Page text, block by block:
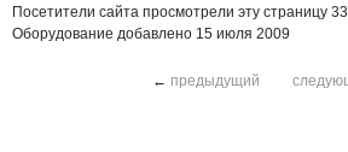
Посетители сайта просмотрели эту страницу
Оборудование добавлено 15 июля 2009
← предыдущий